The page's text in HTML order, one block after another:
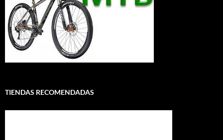
TIENDAS RECOMENDADAS